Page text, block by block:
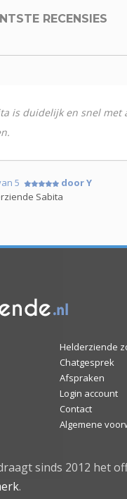
RECENSIES
is duidelijk en snel met
5
door Y
Sabita
Helderziende
Chatgesprek
Afspraken
Login account
Contact
Algemene
sinds 2012 het
.